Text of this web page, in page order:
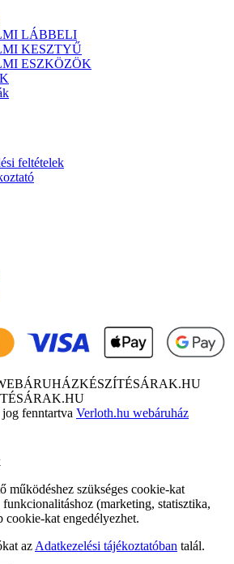
LÁBBELI
KESZTYŰ
ESZKÖZÖK
feltételek
fenntartva Verloth.hu webáruház
működéshez szükséges cookie-kat
funkcionalitáshoz (marketing, statisztika,
cookie-kat engedélyezhet.
az Adatkezelési tájékoztatóban talál.